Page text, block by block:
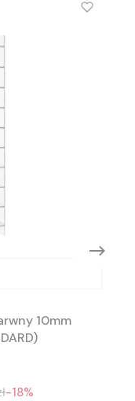
10mm
-18%